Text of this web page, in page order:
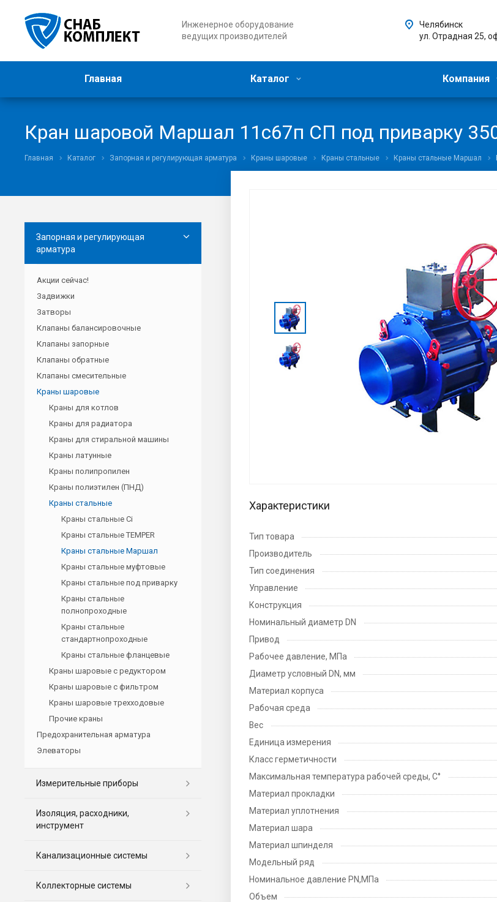
Инженерное оборудование
ведущих производителей
Челябинск
ул. Отрадная 25,
Главная Каталог Компания
Кран шаровой Маршал 11с67п СП под приварку
Главная Каталог Запорная и регулирующая арматура Краны шаровые Краны стальные Краны стальные Маршал
Характеристики
Тип товара
Производитель
Тип соединения
Управление
Конструкция
Номинальный диаметр DN
Привод
Рабочее давление, МПа
Диаметр условный DN, мм
Материал корпуса
Рабочая среда
Вес
Единица измерения
Класс герметичности
Максимальная температура рабочей среды, С°
Материал прокладки
Материал уплотнения
Материал шара
Материал шпинделя
Модельный ряд
Номинальное давление PN,МПа
Объем
Запорная и регулирующая
арматура
Акции сейчас!
Задвижки
Затворы
Клапаны балансировочные
Клапаны запорные
Клапаны обратные
Клапаны смесительные
Краны шаровые
Краны для котлов
Краны для радиатора
Краны для стиральной машины
Краны латунные
Краны полипропилен
Краны полиэтилен (ПНД)
Краны стальные
Краны стальные Ci
Краны стальные TEMPER
Краны стальные Маршал
Краны стальные муфтовые
Краны стальные под приварку
Краны стальные
полнопроходные
Краны стальные
стандартнопроходные
Краны стальные фланцевые
Краны шаровые с редуктором
Краны шаровые с фильтром
Краны шаровые трехходовые
Прочие краны
Предохранительная арматура
Элеваторы
Измерительные приборы
Изоляция, расходники,
инструмент
Канализационные системы
Коллекторные системы